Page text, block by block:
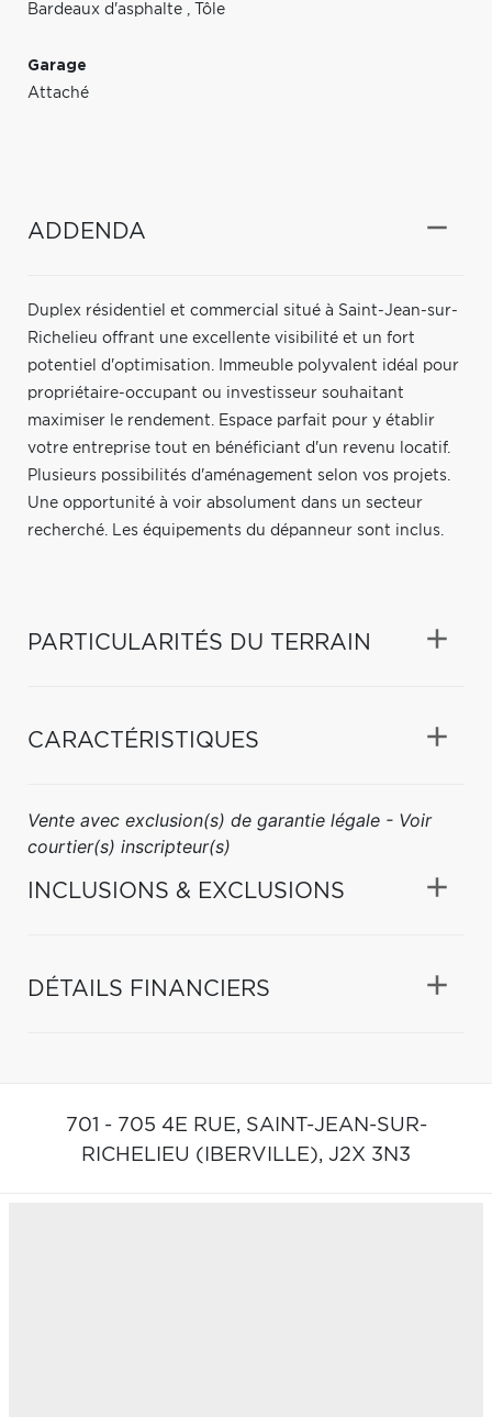
Bardeaux d'asphalte , Tôle
Garage
Attaché
ADDENDA
Duplex résidentiel et commercial situé à Saint-Jean-sur-
Richelieu offrant une excellente visibilité et un fort
potentiel d'optimisation. Immeuble polyvalent idéal pour
propriétaire-occupant ou investisseur souhaitant
maximiser le rendement. Espace parfait pour y établir
votre entreprise tout en bénéficiant d'un revenu locatif.
Plusieurs possibilités d'aménagement selon vos projets.
Une opportunité à voir absolument dans un secteur
recherché. Les équipements du dépanneur sont inclus.
PARTICULARITÉS DU TERRAIN
CARACTÉRISTIQUES
Vente avec exclusion(s) de garantie légale - Voir
courtier(s) inscripteur(s)
INCLUSIONS & EXCLUSIONS
DÉTAILS FINANCIERS
701 - 705 4E RUE, SAINT-JEAN-SUR-
RICHELIEU (IBERVILLE), J2X 3N3